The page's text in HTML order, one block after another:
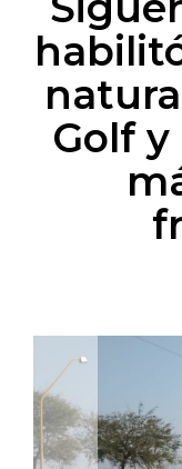
Golf